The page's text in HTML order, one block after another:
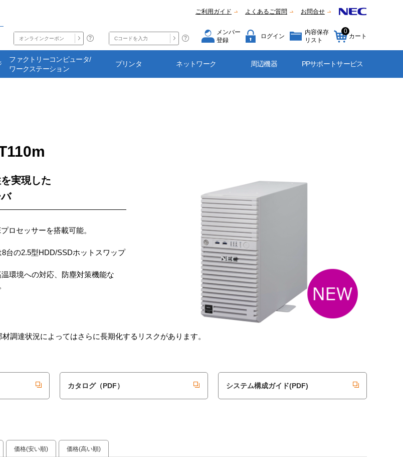
ご利用ガイド よくあるご質問 お問合せ
メンバー
登録
ログイン
内容保存
リスト
0
カート
ファクトリーコンピュータ/
ワークステーション
プリンタ ネットワーク 周辺機器 PPサポートサービス
実現した
ロセッサーを搭載可能。
台の2.5型HDD/SSDホットスワップ
環境への対応、防塵対策機能な
調達状況によってはさらに長期化するリスクがあります。
カタログ（PDF） システム構成ガイド(PDF)
価格(安い順) 価格(高い順)